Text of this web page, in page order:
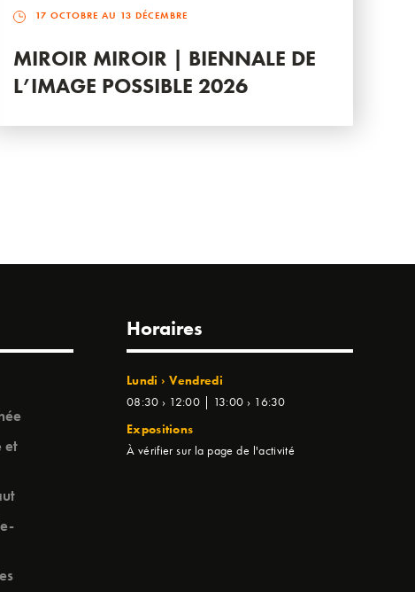
17 OCTOBRE AU 13 DÉCEMBRE
MIROIR MIROIR | BIENNALE DE
L’IMAGE POSSIBLE 2026
et
Horaires
Lundi › Vendredi
08:30 › 12:00 | 13:00 › 16:30
Expositions
À vérifier sur la page de l'activité